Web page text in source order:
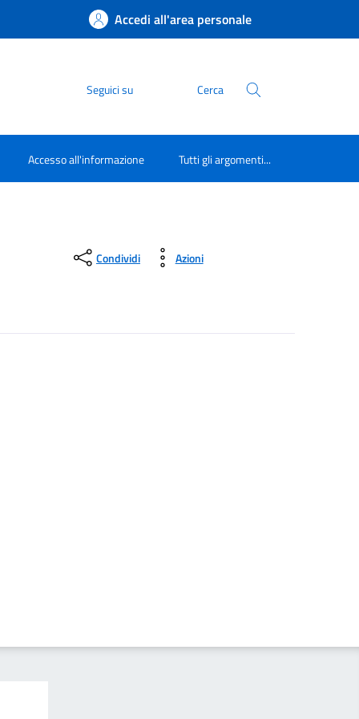
Accedi all'area personale
Seguici su Cerca
Accesso all'informazione Tutti gli argomenti...
Condividi Azioni